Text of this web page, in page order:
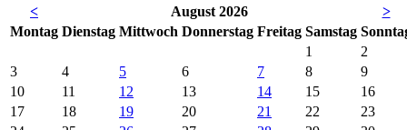
< August 2026
>
Montag Dienstag Mittwoch Donnerstag Freitag Samstag So
1
2
3
4 5 6 7 8
9
10
11 12 13 14 15
16
17
18 19 20 21 22
23